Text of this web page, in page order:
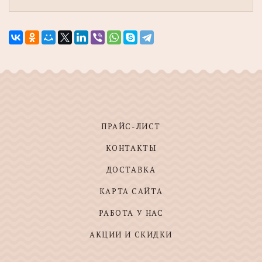
ПРАЙС-ЛИСТ
КОНТАКТЫ
ДОСТАВКА
КАРТА САЙТА
РАБОТА У НАС
АКЦИИ И СКИДКИ